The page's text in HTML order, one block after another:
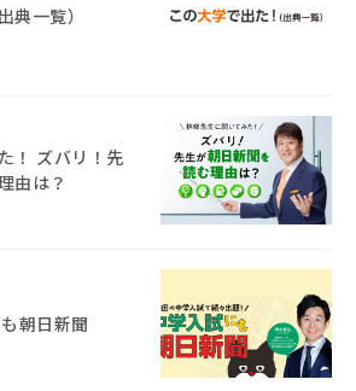
典一覧）
！ ズバリ！先
由は？
朝日新聞